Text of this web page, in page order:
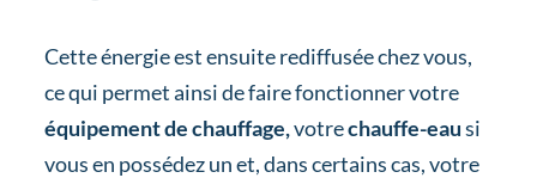
Cette énergie est ensuite rediffusée chez vous,
ce qui permet ainsi de faire fonctionner votre
équipement de chauffage,votrechauffe-eausi
vous en possédez un et, dans certains cas, votre